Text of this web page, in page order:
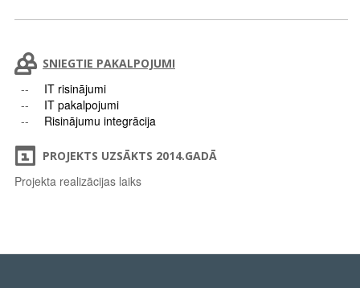
SNIEGTIE PAKALPOJUMI
IT risinājumi
IT pakalpojumi
Risinājumu integrācija
PROJEKTS UZSĀKTS 2014.GADĀ
Projekta realizācijas laiks